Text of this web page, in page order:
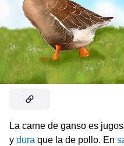
La carne de ganso es
y dura que la de pollo. En